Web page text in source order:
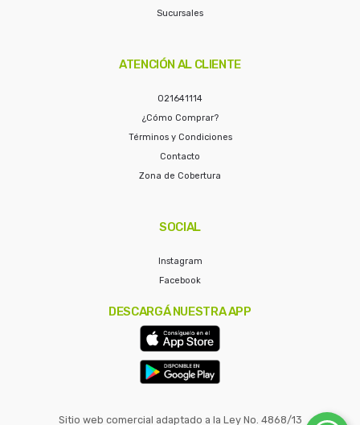
Sucursales
ATENCIÓN AL CLIENTE
021641114
¿Cómo Comprar?
Términos y Condiciones
Contacto
Zona de Cobertura
SOCIAL
Instagram
Facebook
DESCARGÁ NUESTRA APP
Sitio web comercial adaptado a la Ley No. 4868/13